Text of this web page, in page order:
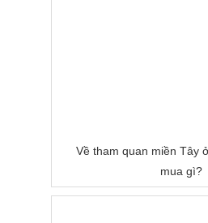
Về tham quan miền Tây
mua gì?